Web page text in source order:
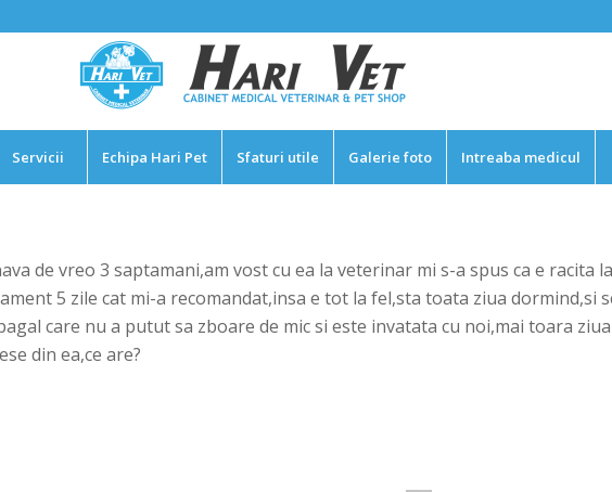
Servicii Echipa Hari Pet Sfaturi utile Galerie foto Intreaba medicul
de vreo 3 saptamani,am vost cu ea la veterinar mi s-a spus ca e racita
5 zile cat mi-a recomandat,insa e tot la fel,sta toata ziua dormind,si
care nu a putut sa zboare de mic si este invatata cu noi,mai toara
din ea,ce are?